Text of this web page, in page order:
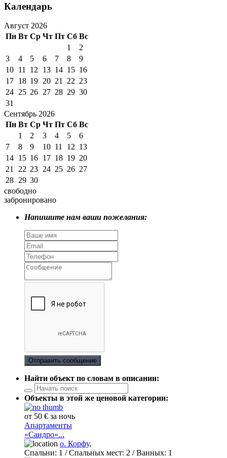
Календарь
Август 2026
Пн Вт Ср Чт Пт Сб Вс
1
2
3
4 5 6 7 8
9
10 11 12 13 14 15 16
17 18 19 20 21 22 23
24 25 26 27 28 29 30
31
Сентябрь 2026
Пн Вт Ср Чт Пт Сб Вс
1
2 3 4 5
6
7
8 9 10 11 12 13
14 15 16 17 18 19 20
21
22 23 24 25 26 27
28 29 30
свободно
забронировано
Напишите нам ваши пожелания:
Отправить сообщение
Найти объект по словам в описании:
Объекты в этой же ценовой категории:
от 50 € за ночь
Апартаменты
«Сандро»...
о. Корфу,
Спальни: 1 / Спальных мест: 2 /Ванных: 1